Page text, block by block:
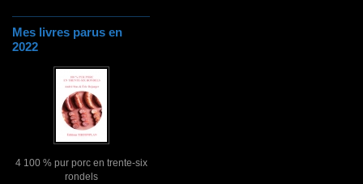
Mes livres parus en
2022
4 100 % pur porc en trente-six
rondels